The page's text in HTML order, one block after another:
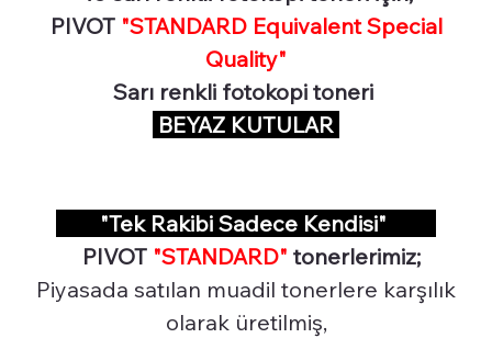
PIVOT "STANDARD Equivalent Special
Quality"
Sarı renkli fotokopi toneri
BEYAZ KUTULAR
"Tek Rakibi Sadece Kendisi"
PIVOT "STANDARD" tonerlerimiz;
Piyasada satılan muadil tonerlere karşılık
olarak üretilmiş,